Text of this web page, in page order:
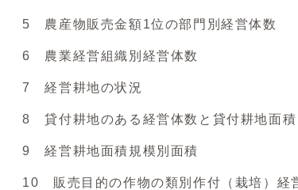
5 農産物販売金額1位の部門別経営体数
6 農業経営組織別経営体数
7 経営耕地の状況
8 貸付耕地のある経営体数と貸付耕地面積
9 経営耕地面積規模別面積
10 販売目的の作物の類別作付（栽培）経